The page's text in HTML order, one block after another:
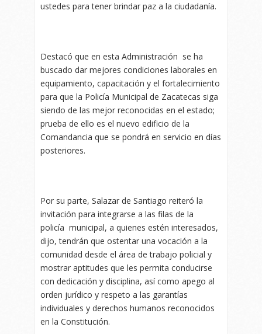
ustedes para tener brindar paz a la ciudadanía.
Destacó que en esta Administración se ha
buscado dar mejores condiciones laborales en
equipamiento, capacitación y el fortalecimiento
para que la Policía Municipal de Zacatecas siga
siendo de las mejor reconocidas en el estado;
prueba de ello es el nuevo edificio de la
Comandancia que se pondrá en servicio en días
posteriores.
Por su parte, Salazar de Santiago reiteró la
invitación para integrarse a las filas de la
policía municipal, a quienes estén interesados,
dijo, tendrán que ostentar una vocación a la
comunidad desde el área de trabajo policial y
mostrar aptitudes que les permita conducirse
con dedicación y disciplina, así como apego al
orden jurídico y respeto a las garantías
individuales y derechos humanos reconocidos
en la Constitución.